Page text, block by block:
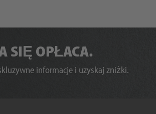
SIĘ OPŁACA.
informacje i uzyskaj zniżki.